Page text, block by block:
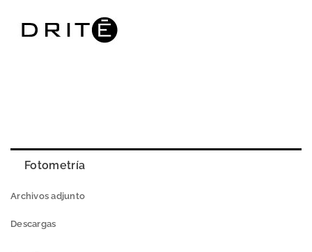
Fotometría
Archivos adjunto
Descargas